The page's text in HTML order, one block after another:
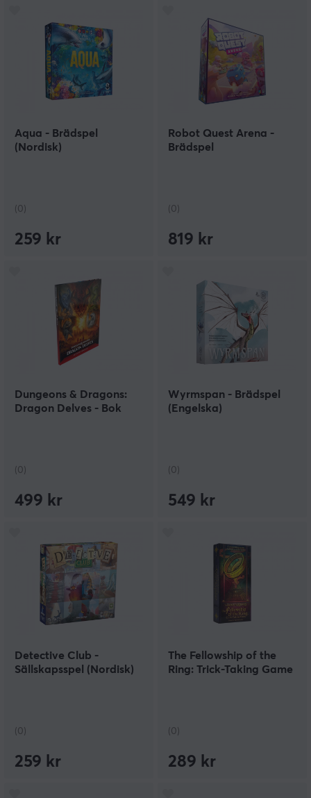
Aqua - Brädspel
(Nordisk)
(0)
259 kr
Robot Quest Arena -
Brädspel
(0)
819 kr
Dungeons & Dragons:
Dragon Delves - Bok
(0)
499 kr
Wyrmspan - Brädspel
(Engelska)
(0)
549 kr
Detective Club -
Sällskapsspel (Nordisk)
(0)
259 kr
The Fellowship of the
Ring: Trick-Taking Game
(0)
289 kr